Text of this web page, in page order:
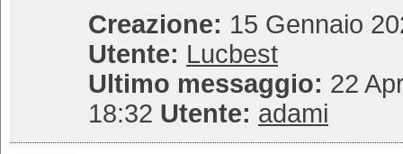
Creazione: 15 Gennaio
Utente: Lucbest
Ultimo messaggio: 22
18:32 Utente: adami